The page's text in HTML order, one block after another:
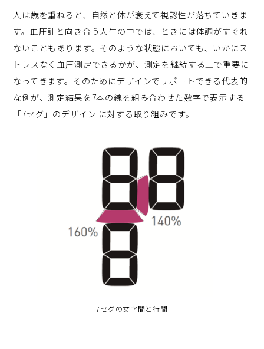
人は歳を重ねると、自然と体が衰えて視認性が落ちていきま
す。血圧計と向き合う人生の中では、ときには体調がすぐれ
ないこともあります。そのような状態においても、いかにス
トレスなく血圧測定できるかが、測定を継続する上で重要に
なってきます。そのためにデザインでサポートできる代表的
な例が、測定結果を7本の線を組み合わせた数字で表示する
「7セグ」のデザイン に対する取り組みです。
7セグの文字間と行間